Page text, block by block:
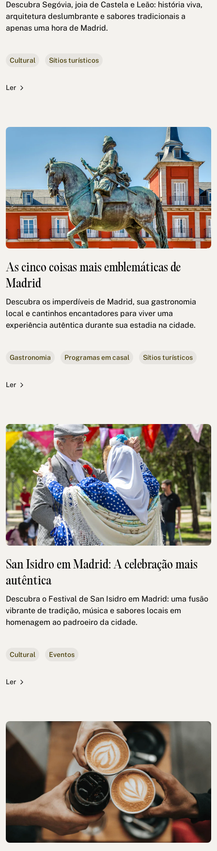
Descubra Segóvia, joia de Castela e Leão: história viva,
arquitetura deslumbrante e sabores tradicionais a
apenas uma hora de Madrid.
Cultural Sítios turísticos
Ler
As cinco coisas mais emblemáticas de
Madrid
Descubra os imperdíveis de Madrid, sua gastronomia
local e cantinhos encantadores para viver uma
experiência autêntica durante sua estadia na cidade.
Gastronomia Programas em casal Sítios turísticos
Ler
San Isidro em Madrid: A celebração mais
autêntica
Descubra o Festival de San Isidro em Madrid: uma fusão
vibrante de tradição, música e sabores locais em
homenagem ao padroeiro da cidade.
Cultural Eventos
Ler